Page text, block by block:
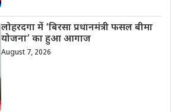
लोहरदगा में ‘बिरसा प्रधानमंत्री फसल बीमा
योजना’ का हुआ आगाज
August 7, 2026